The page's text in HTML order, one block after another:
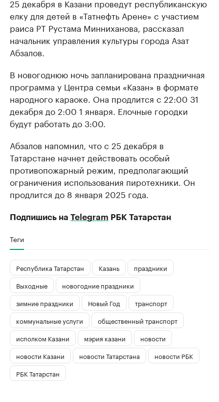
25 декабря в Казани проведут республиканскую
елку для детей в «Татнефть Арене» с участием
раиса РТ Рустама Минниханова, рассказал
начальник управления культуры города Азат
Абзалов.
В новогоднюю ночь запланирована праздничная
программа у Центра семьи «Казан» в формате
народного караоке. Она продлится с 22:00 31
декабря до 2:00 1 января. Елочные городки
будут работать до 3:00.
Абзалов напомнил, что с 25 декабря в
Татарстане начнет действовать особый
противопожарный режим, предполагающий
ограничения использования пиротехники. Он
продлится до 8 января 2025 года.
Подпишись на Telegram РБК Татарстан
Теги
Республика Татарстан Казань
праздники
Выходные
новогодние праздники
зимние праздники
Новый Год
транспорт
коммунальные услуги
общественный транспорт
исполком Казани
мэрия казани
новости
новости Казани
новости Татарстана
новости РБК
РБК Татарстан